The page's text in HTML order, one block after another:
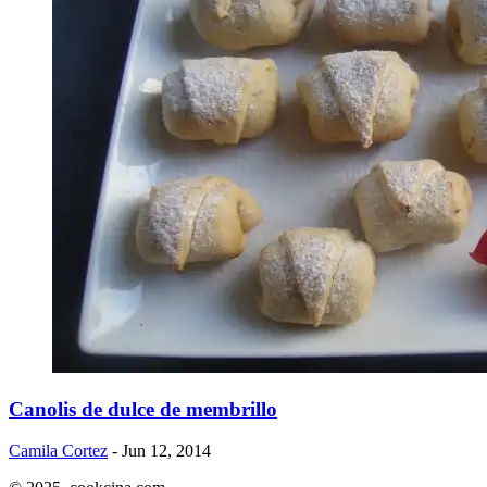
Canolis de dulce de membrillo
Camila Cortez - Jun 12, 2014